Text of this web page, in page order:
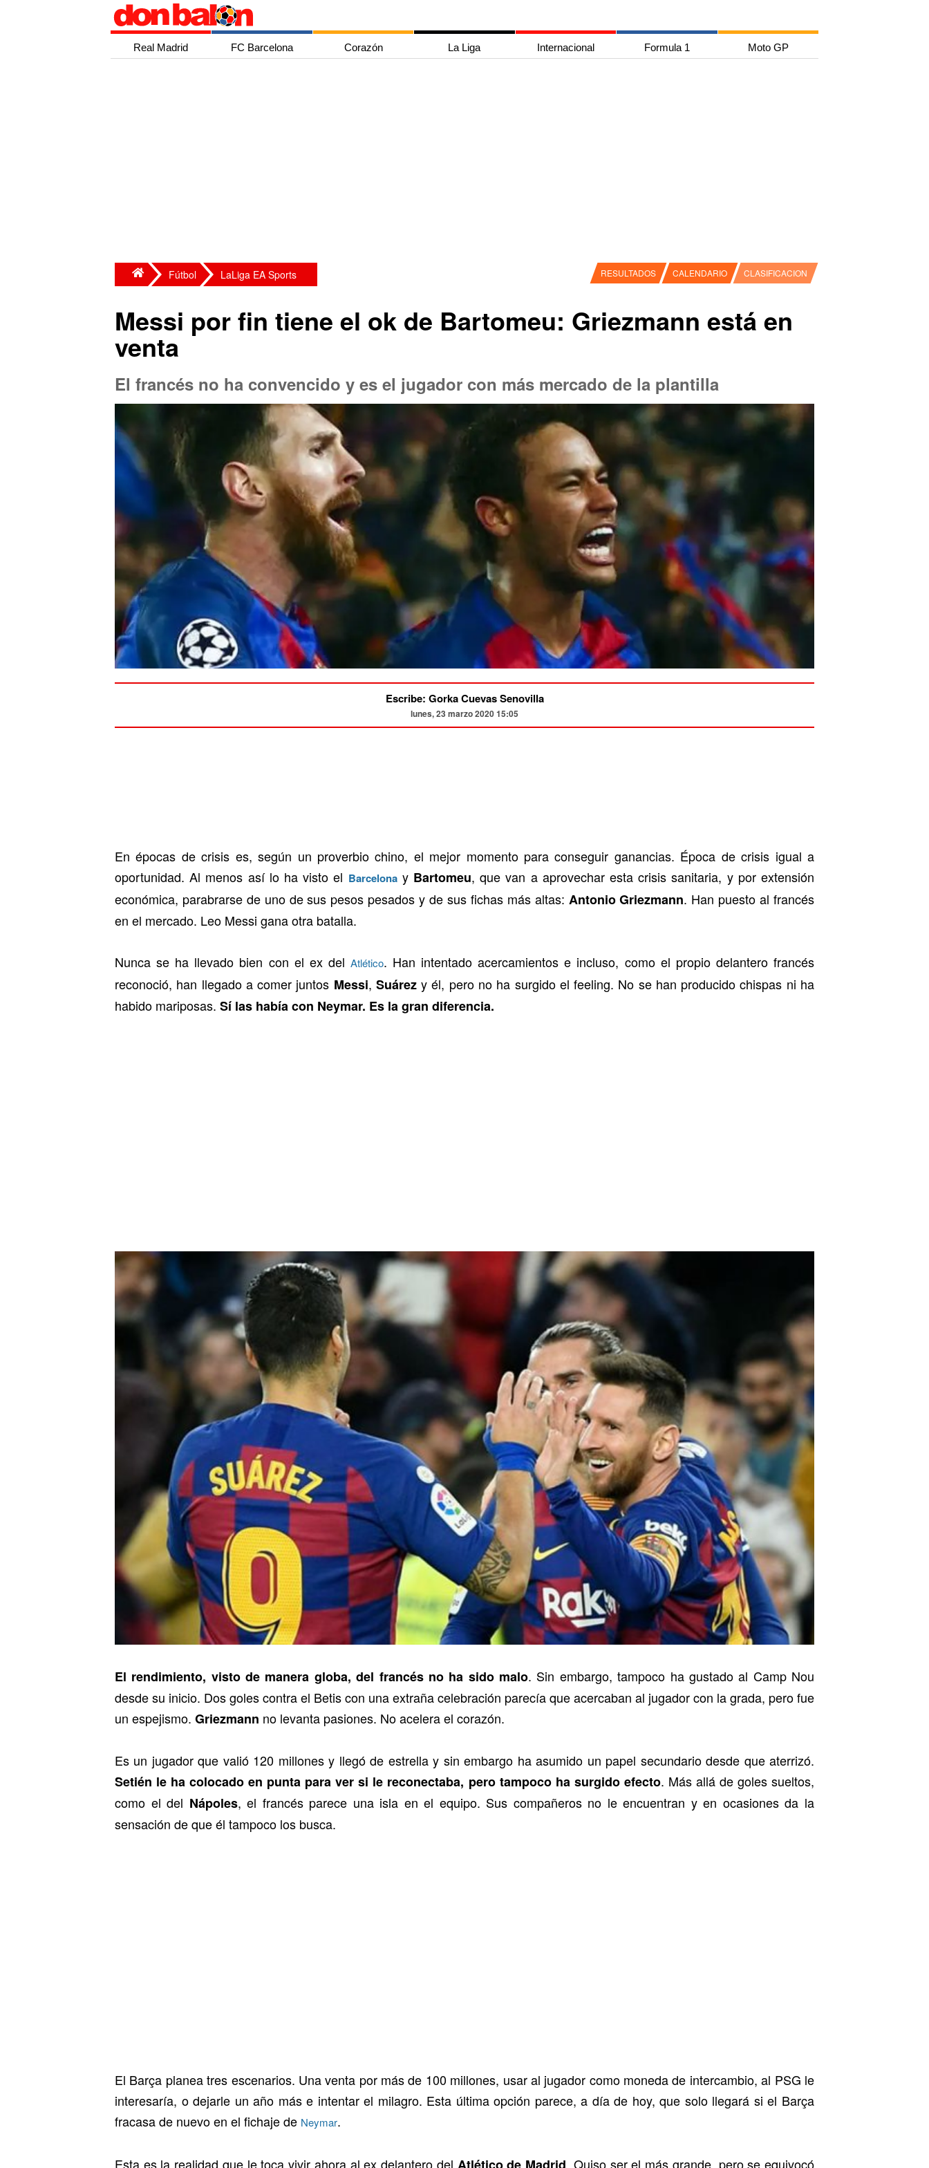
Real Madrid FC Barcelona Corazón La Liga Internacional Formula 1 Moto GP
Fútbol LaLiga EA Sports RESULTADOS CALENDARIO CLASIFICACION
Messi por fin tiene el ok de Bartomeu: Griezmann está en
venta
El francés no ha convencido y es el jugador con más mercado de la plantilla
Escribe: Gorka Cuevas Senovilla
lunes, 23 marzo 2020 15:05
En épocas de crisis es, según un proverbio chino, el mejor momento para conseguir ganancias. Época de crisis igual a
oportunidad. Al menos así lo ha visto el Barcelona y Bartomeu, que van a aprovechar esta crisis sanitaria, y por extensión
económica, parabrarse de uno de sus pesos pesados y de sus fichas más altas: Antonio Griezmann. Han puesto al francés
en el mercado. Leo Messi gana otra batalla.
Nunca se ha llevado bien con el ex del Atlético. Han intentado acercamientos e incluso, como el propio delantero francés
reconoció, han llegado a comer juntos Messi, Suárezy él, pero no ha surgido el feeling. No se han producido chispas ni ha
habido mariposas. Sí las había con Neymar. Es la gran diferencia.
El rendimiento, visto de manera globa, del francés no ha sido malo. Sin embargo, tampoco ha gustado al Camp Nou
desde su inicio. Dos goles contra el Betis con una extraña celebración parecía que acercaban al jugador con la grada, pero fue
un espejismo. Griezmann no levanta pasiones. No acelera el corazón.
Es un jugador que valió 120 millones y llegó de estrella y sin embargo ha asumido un papel secundario desde que aterrizó.
Setién le ha colocado en punta para ver si le reconectaba, pero tampoco ha surgido efecto. Más allá de goles sueltos,
como el del Nápoles, el francés parece una isla en el equipo. Sus compañeros no le encuentran y en ocasiones da la
sensación de que él tampoco los busca.
El Barça planea tres escenarios. Una venta por más de 100 millones, usar al jugador como moneda de intercambio, al PSG le
interesaría, o dejarle un año más e intentar el milagro. Esta última opción parece, a día de hoy, que solo llegará si el Barça
fracasa de nuevo en el fichaje de Neymar.
Esta es la realidad que le toca vivir ahora al ex delantero del Atlético de Madrid . Quiso ser el más grande, pero se equivocó